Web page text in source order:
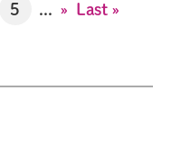
5 ... » Last »